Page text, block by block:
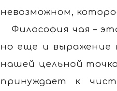
невозможном,
Философия чая –
но еще и выражение
нашей цельной
принуждает к